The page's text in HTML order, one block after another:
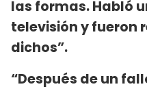
las formas. Habló
televisión y fueron
dichos”.
“Después de un